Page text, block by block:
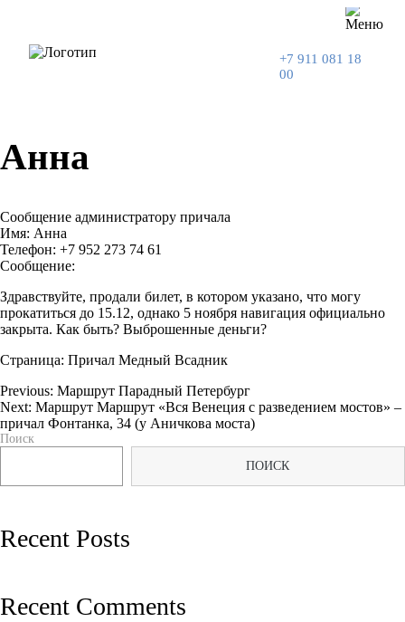
+7 911 081 18
00
Анна
Сообщение администратору причала
Имя: Анна
Телефон: +7 952 273 74 61
Сообщение:
Здравствуйте, продали билет, в котором указано, что могу
прокатиться до 15.12, однако 5 ноября навигация официально
закрыта. Как быть? Выброшенные деньги?
Страница: Причал Медный Всадник
Навигация
по
записям
Previous: Маршрут Парадный Петербург
Next: Маршрут Маршрут «Вся Венеция с разведением мостов» –
причал Фонтанка, 34 (у Аничкова моста)
Поиск
ПОИСК
Recent Posts
Recent Comments